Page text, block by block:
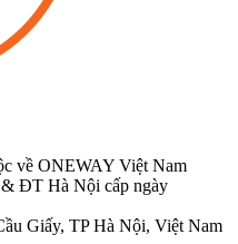
về ONEWAY Việt Nam
ĐT Hà Nội cấp ngày
Giấy, TP Hà Nội, Việt Nam